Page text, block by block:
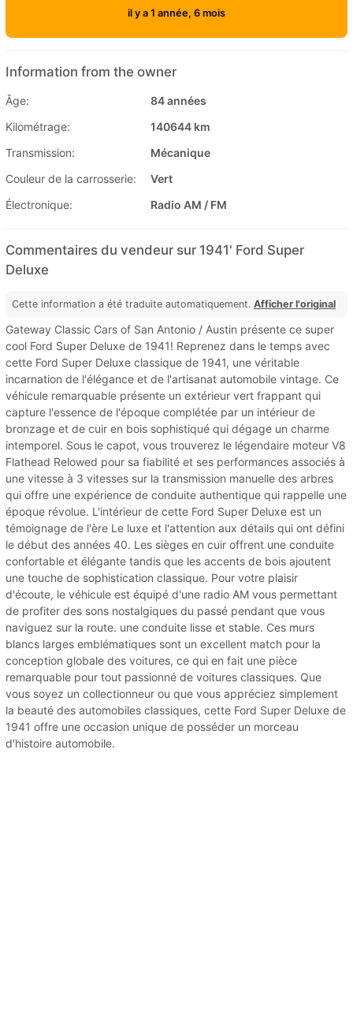
il y a 1 année, 6 mois
Information from the owner
Âge:
84 années
Kilométrage:
140644 km
Transmission:
Mécanique
Couleur de la carrosserie:
Vert
Électronique:
Radio AM / FM
Commentaires du vendeur sur 1941' Ford Super
Deluxe
Cette information a été traduite automatiquement. Afficher l'original
Gateway Classic Cars of San Antonio / Austin présente ce super
cool Ford Super Deluxe de 1941! Reprenez dans le temps avec
cette Ford Super Deluxe classique de 1941, une véritable
incarnation de l'élégance et de l'artisanat automobile vintage. Ce
véhicule remarquable présente un extérieur vert frappant qui
capture l'essence de l'époque complétée par un intérieur de
bronzage et de cuir en bois sophistiqué qui dégage un charme
intemporel. Sous le capot, vous trouverez le légendaire moteur V8
Flathead Relowed pour sa fiabilité et ses performances associés à
une vitesse à 3 vitesses sur la transmission manuelle des arbres
qui offre une expérience de conduite authentique qui rappelle une
époque révolue. L'intérieur de cette Ford Super Deluxe est un
témoignage de l'ère Le luxe et l'attention aux détails qui ont défini
le début des années 40. Les sièges en cuir offrent une conduite
confortable et élégante tandis que les accents de bois ajoutent
une touche de sophistication classique. Pour votre plaisir
d'écoute, le véhicule est équipé d'une radio AM vous permettant
de profiter des sons nostalgiques du passé pendant que vous
naviguez sur la route. une conduite lisse et stable. Ces murs
blancs larges emblématiques sont un excellent match pour la
conception globale des voitures, ce qui en fait une pièce
remarquable pour tout passionné de voitures classiques. Que
vous soyez un collectionneur ou que vous appréciez simplement
la beauté des automobiles classiques, cette Ford Super Deluxe de
1941 offre une occasion unique de posséder un morceau
d'histoire automobile.